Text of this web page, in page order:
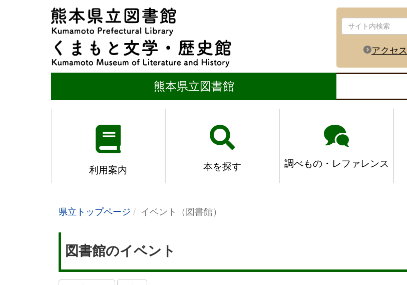
アクセス
熊本県立図書館
利用案内 本を探す 調べもの・レファレンス
県立トップページ イベント（図書館）
図書館のイベント